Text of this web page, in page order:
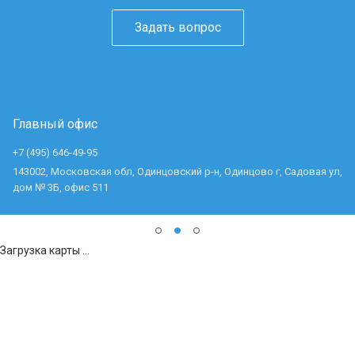
Задать вопрос
Главный офис
+7 (495) 646-49-95
143002, Московская обл, Одинцовский р-н, Одинцово г, Садовая ул,
дом № 3Б, офис 511
Загрузка карты ...